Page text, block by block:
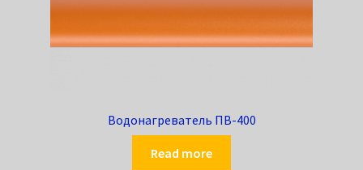
Водонагреватель ПВ-400
Read more